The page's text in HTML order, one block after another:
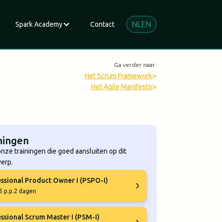
Spark Academy Contact NLEN
Ga verder naar:
Het Scrum Framework>
Het Agile Manifesto>
trainingen die goed aansluiten op dit
Product Owner I (PSPO-I)
p.p.2 dagen
Scrum Master I (PSM-I)